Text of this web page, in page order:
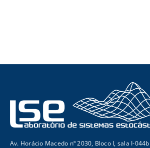
Av. Horácio Macedo nº 2030, Bloco I, sala I-044b